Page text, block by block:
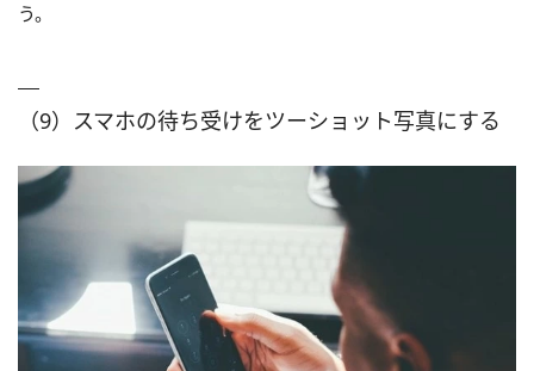
う。
（9）スマホの待ち受けをツーショット写真にする